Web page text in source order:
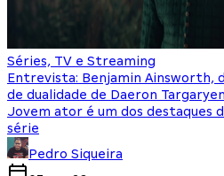
Séries, TV e Streaming
Entrevista: Benjamin Ainsworth,
de dualidade de Daeron Targaryen
Jovem ator é um dos destaques
série
Pedro Siqueira